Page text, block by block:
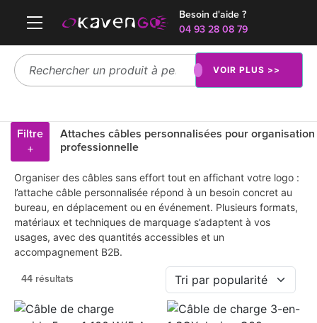
Besoin d'aide ?
04 93 28 08 79
VOIR PLUS >>
Filtre
+
Attaches câbles personnalisées pour organisation
professionnelle
Organiser des câbles sans effort tout en affichant votre logo :
l’attache câble personnalisée répond à un besoin concret au
bureau, en déplacement ou en événement. Plusieurs formats,
matériaux et techniques de marquage s’adaptent à vos
usages, avec des quantités accessibles et un
accompagnement B2B.
44 résultats